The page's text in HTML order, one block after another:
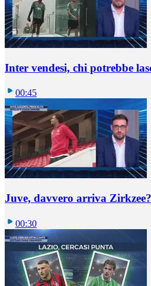
Inter vendesi, chi potrebbe
00:45
Juve, davvero arriva Zirkzee?
00:30